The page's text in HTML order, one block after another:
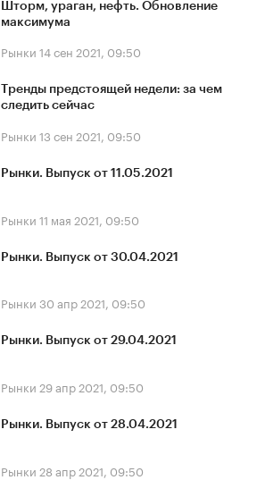
Шторм, ураган, нефть. Обновление
максимума
Рынки 14 сен 2021, 09:50
Тренды предстоящей недели: за чем
следить сейчас
Рынки 13 сен 2021, 09:50
Рынки. Выпуск от 11.05.2021
Рынки 11 мая 2021, 09:50
Рынки. Выпуск от 30.04.2021
Рынки 30 апр 2021, 09:50
Рынки. Выпуск от 29.04.2021
Рынки 29 апр 2021, 09:50
Рынки. Выпуск от 28.04.2021
Рынки 28 апр 2021, 09:50